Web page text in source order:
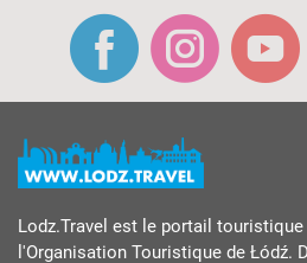
Lodz.Travel est le portail
l'Organisation Touristique de Łódź.